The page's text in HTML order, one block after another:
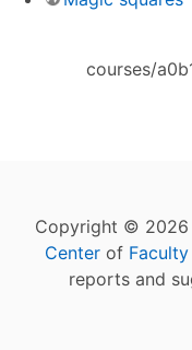
courses/
Copyright © 2026
Center of
reports and